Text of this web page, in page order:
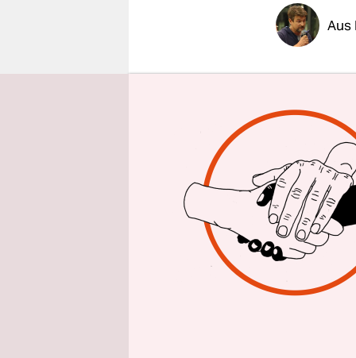
Aus
Diesen
haben.
den
Lage der
des
das
mehr aus
Trump